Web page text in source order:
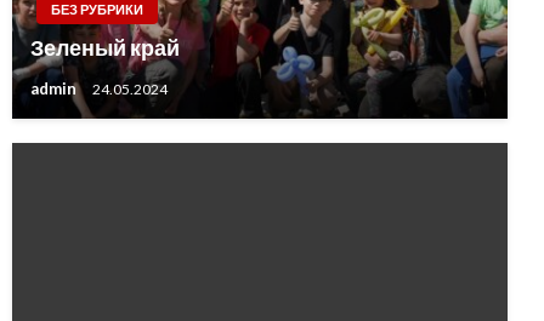
БЕЗ РУБРИКИ
Зеленый край
admin 24.05.2024